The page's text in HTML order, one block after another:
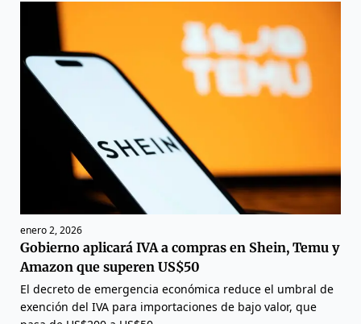
enero 2, 2026
Gobierno aplicará IVA a compras en Shein, Temu y
Amazon que superen US$50
El decreto de emergencia económica reduce el umbral de
exención del IVA para importaciones de bajo valor, que